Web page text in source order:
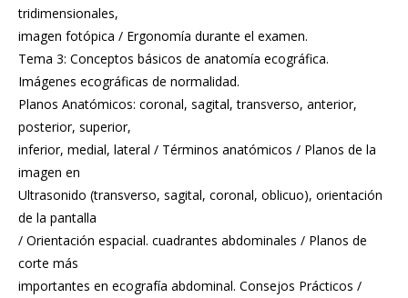
tridimensionales,
imagen fotópica / Ergonomía durante el examen.
Tema 3: Conceptos básicos de anatomía ecográfica.
Imágenes ecográficas de normalidad.
Planos Anatómicos: coronal, sagital, transverso, anterior,
posterior, superior,
inferior, medial, lateral / Términos anatómicos / Planos de la
imagen en
Ultrasonido (transverso, sagital, coronal, oblicuo), orientación
de la pantalla
/ Orientación espacial. cuadrantes abdominales / Planos de
corte más
importantes en ecografía abdominal. Consejos Prácticos /